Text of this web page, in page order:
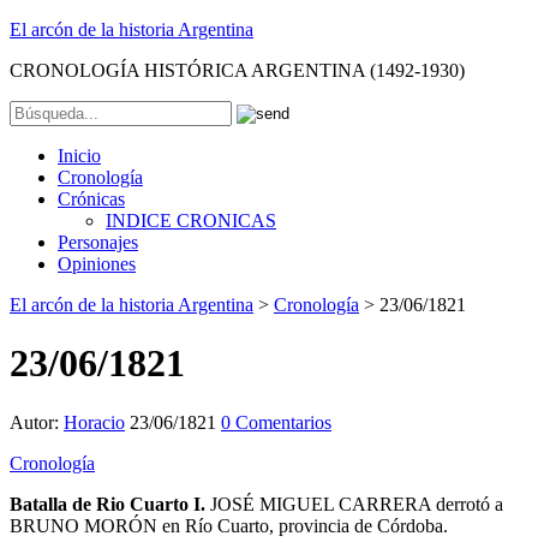
El arcón de la historia Argentina
CRONOLOGÍA HISTÓRICA ARGENTINA (1492-1930)
Inicio
Cronología
Crónicas
INDICE CRONICAS
Personajes
Opiniones
El arcón de la historia Argentina > Cronología > 23/06/1821
23/06/1821
Autor: Horacio 23/06/1821 0 Comentarios
Cronología
Batalla de Rio Cuarto I. JOSÉ MIGUEL CARRERA derrotó a
BRUNO MORÓN en Río Cuarto, provincia de Córdoba.